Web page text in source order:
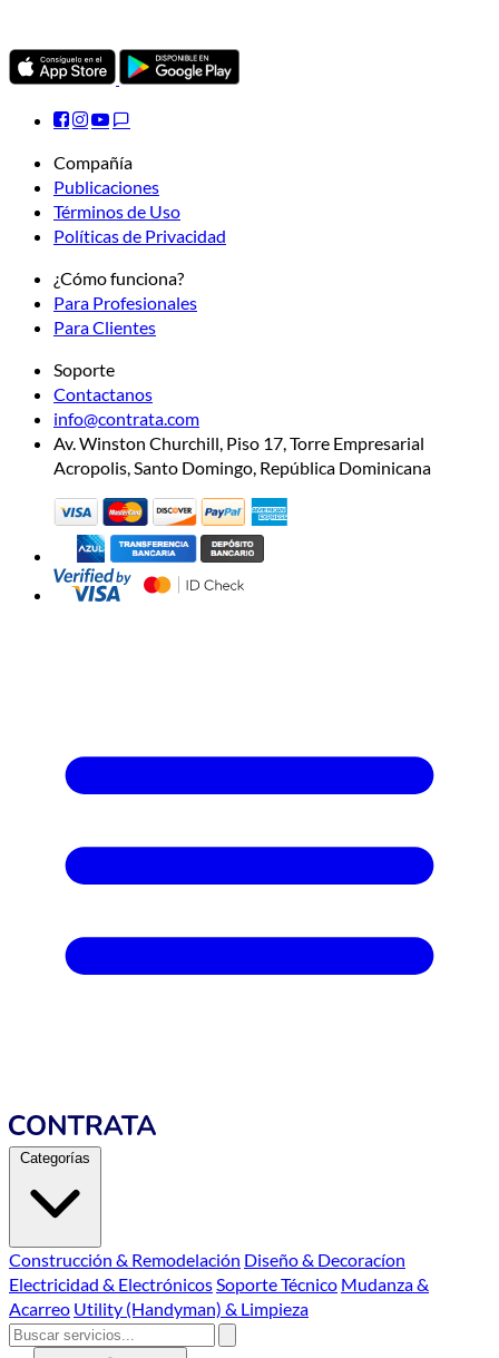
Compañía
Publicaciones
Términos de Uso
Políticas de Privacidad
¿Cómo funciona?
Para Profesionales
Para Clientes
Soporte
Contactanos
info@contrata.com
Av. Winston Churchill, Piso 17, Torre Empresarial
Acropolis, Santo Domingo, República Dominicana
Categorías
Construcción & Remodelación Diseño & Decoracíon
Electricidad & ElectrónicosSoporte Técnico Mudanza &
Acarreo Utility (Handyman) & Limpieza